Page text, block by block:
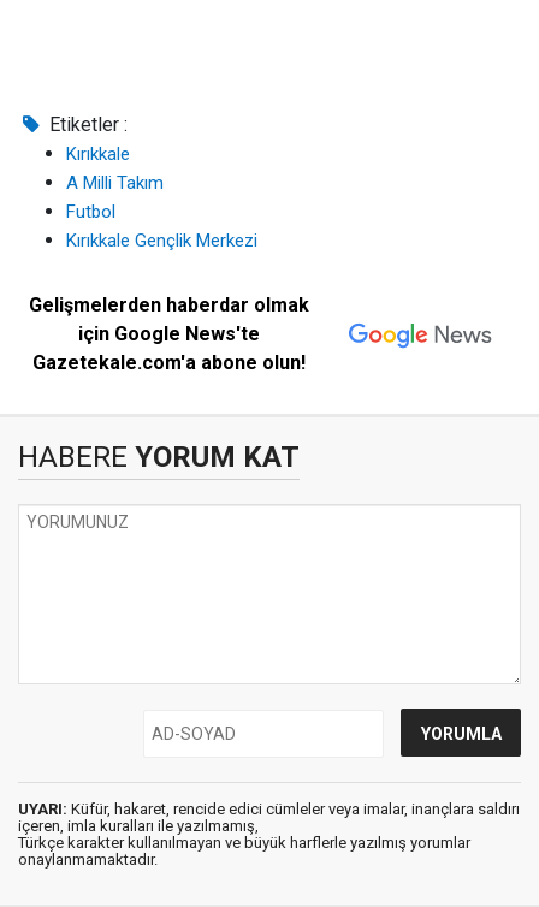
Etiketler :
Kırıkkale
A Milli Takım
Futbol
Kırıkkale Gençlik Merkezi
Gelişmelerden haberdar olmak
için Google News'te
Gazetekale.com'a abone olun!
HABERE YORUM KAT
UYARI: Küfür, hakaret, rencide edici cümleler veya imalar, inançlara saldırı
içeren, imla kuralları ile yazılmamış,
Türkçe karakter kullanılmayan ve büyük harflerle yazılmış yorumlar
onaylanmamaktadır.